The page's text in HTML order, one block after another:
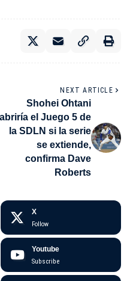
NEXT ARTICLE
Shohei Ohtani
abriría el Juego 5 de
la SDLN si la serie
se extiende,
confirma Dave
Roberts
X
Follow
Youtube
Subscribe